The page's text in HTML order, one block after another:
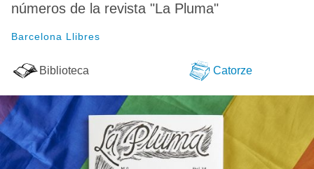
números de la revista "La Pluma"
Barcelona Llibres
Biblioteca Catorze